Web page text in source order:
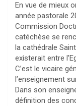
En vue de mieux
année pastorale
Commission
catéchèse se
la cathédrale
existerait entre
C’est le vicaire
l’enseignement
Dans son
définition des